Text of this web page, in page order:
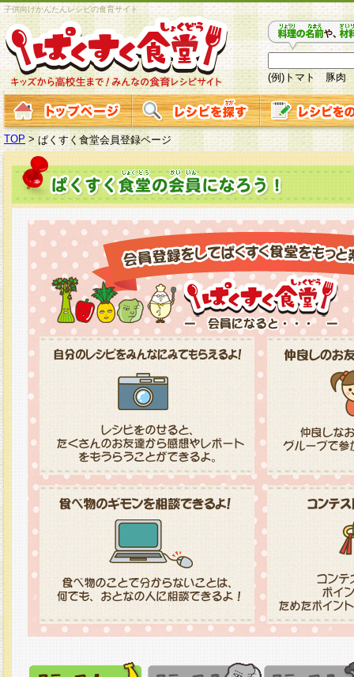
子供向けかんたんレシピの食育サイト
(例)トマト 豚肉
TOP > ぱくすく食堂会員登録ページ